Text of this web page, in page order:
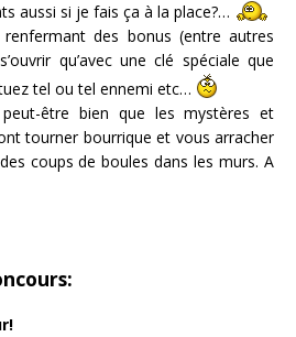
aussi si je fais ça à la place?…
des bonus (entre autres
qu’avec une clé spéciale que
tel ou tel ennemi etc…
être bien que les mystères et
tourner bourrique et vous arracher
coups de boules dans les murs. A